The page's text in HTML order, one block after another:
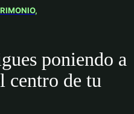
poniendo a
centro de tu